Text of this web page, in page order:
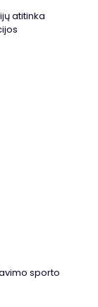
atitinka
sporto